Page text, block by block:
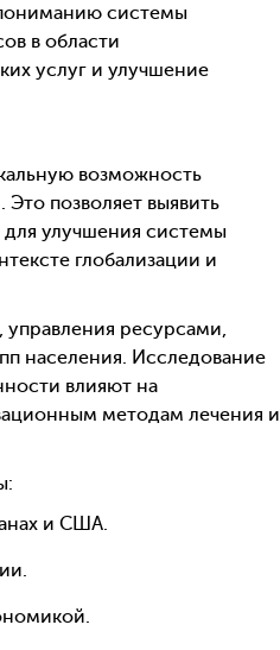
системы
в области
услуг и улучшение
возможность
позволяет выявить
улучшения системы
глобализации и
ресурсами,
населения. Исследование
влияют на
методам лечения и
и США.